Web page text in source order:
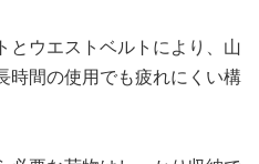
とウエストベルトにより、山
時間の使用でも疲れにくい構